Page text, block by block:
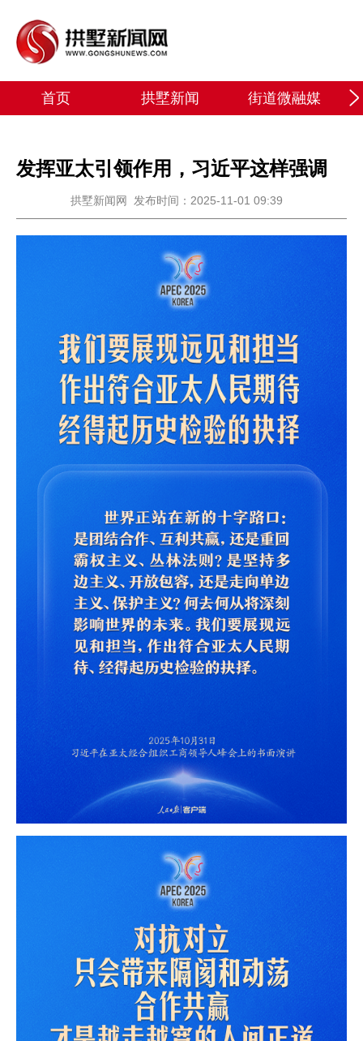
首页 拱墅新闻 街道微融媒
发挥亚太引领作用，习近平这样强调
拱墅新闻网 发布时间：2025-11-01 09:39